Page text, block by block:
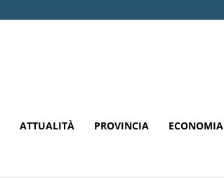
ATTUALITÀ PROVINCIA ECONOMIA